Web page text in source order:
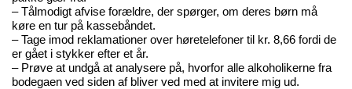
– Tålmodigt afvise forældre, der spørger, om deres børn må
køre en tur på kassebåndet.
– Tage imod reklamationer over høretelefoner til kr. 8,66 fordi de
er gået i stykker efter et år.
– Prøve at undgå at analysere på, hvorfor alle alkoholikerne fra
bodegaen ved siden af bliver ved med at invitere mig ud.